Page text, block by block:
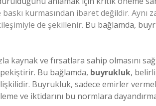
kurmasından ibaret değildir. Aynı
de şekillenir. Bu bağlamda,
kaynak ve fırsatlara sahip olmasını
Bu bağlamda, buyrukluk,
Buyrukluk, sadece emirler
ve iktidarını bu normlara